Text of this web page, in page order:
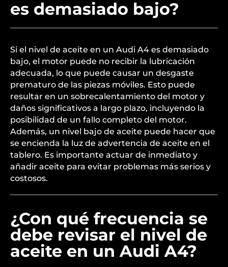
es demasiado bajo?
Si el nivel de aceite en un Audi A4 es demasiado
bajo, el motor puede no recibir la lubricación
adecuada, lo que puede causar un desgaste
prematuro de las piezas móviles. Esto puede
resultar en un sobrecalentamiento del motor y
daños significativos a largo plazo, incluyendo la
posibilidad de un fallo completo del motor.
Además, un nivel bajo de aceite puede hacer que
se encienda la luz de advertencia de aceite en el
tablero. Es importante actuar de inmediato y
añadir aceite para evitar problemas más serios y
costosos.
¿Con qué frecuencia se
debe revisar el nivel de
aceite en un Audi A4?